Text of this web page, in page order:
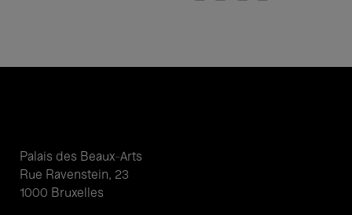
Palais des Beaux-Arts
Rue Ravenstein, 23
1000 Bruxelles